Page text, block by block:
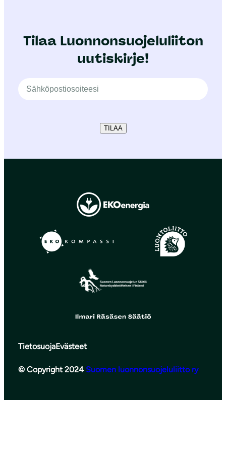
Tilaa Luonnonsuojeluliiton
uutiskirje!
TILAA
TietosuojaEvästeet
© Copyright 2024 Suomen luonnonsuojeluliitto ry